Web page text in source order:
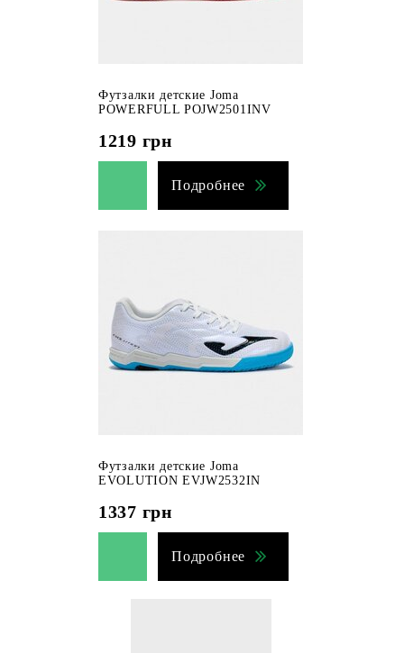
Футзалки детские Joma
POWERFULL POJW2501INV
1219 грн
Подробнее
Футзалки детские Joma
EVOLUTION EVJW2532IN
1337 грн
Подробнее